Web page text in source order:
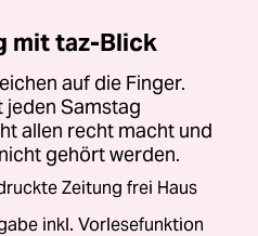
mit taz-Blick
auf die Finger.
jeden Samstag
allen recht macht und
gehört werden.
Zeitung frei Haus
inkl. Vorlesefunktion